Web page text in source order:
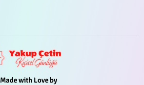
Made with Love by